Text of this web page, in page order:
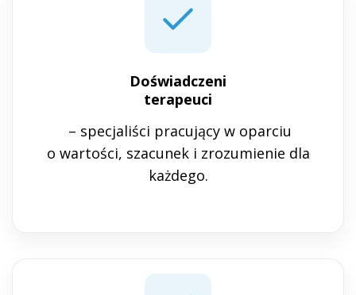
Doświadczeni
terapeuci
– specjaliści pracujący w oparciu
o wartości, szacunek i zrozumienie dla
każdego.